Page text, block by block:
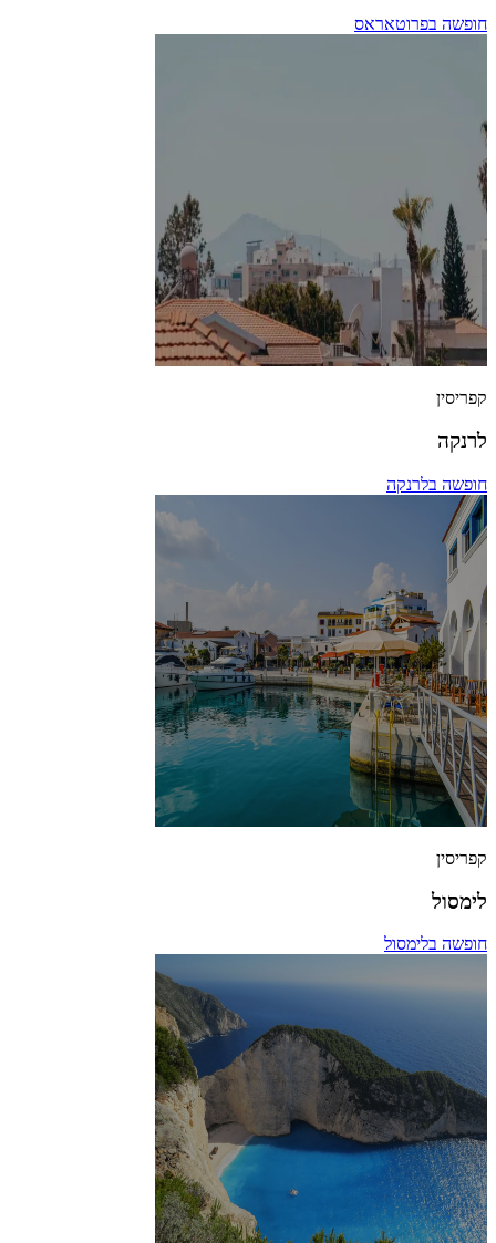
חופשה בפרוטאראס
קפריסין
לרנקה
חופשה בלרנקה
קפריסין
לימסול
חופשה בלימסול